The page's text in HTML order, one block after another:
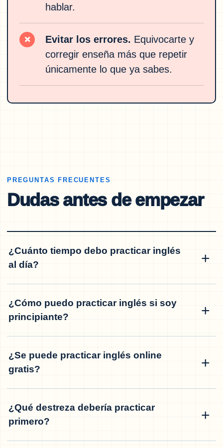
hablar.
× Evitar los errores. Equivocarte y
corregir enseña más que repetir
únicamente lo que ya sabes.
PREGUNTAS FRECUENTES
Dudas antes de empezar
¿Cuánto tiempo debo practicar inglés
al día?
¿Cómo puedo practicar inglés si soy
principiante?
¿Se puede practicar inglés online
gratis?
¿Qué destreza debería practicar
primero?